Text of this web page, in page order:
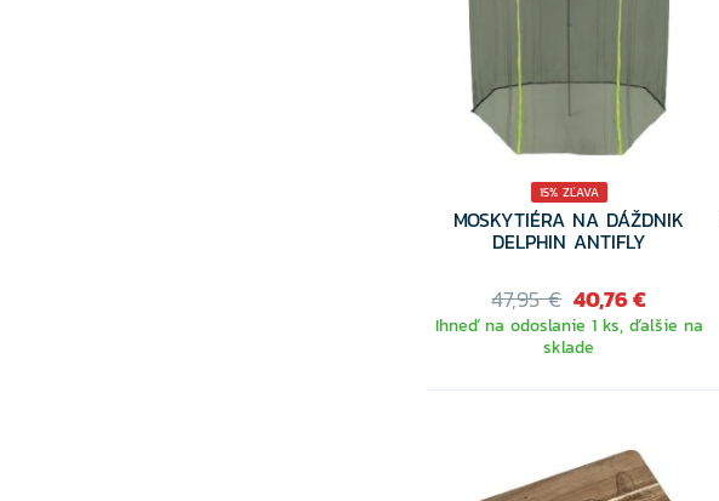
15% ZĽAVA
MOSKYTIÉRA NA DÁŽDNIK
DELPHIN ANTIFLY
47,95 € 40,76 €
Ihneď na odoslanie 1 ks, ďalšie na
sklade